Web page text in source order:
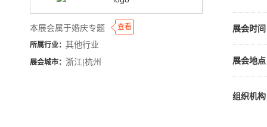
展会时
展会地
组织机构
本展会属于婚庆专题 ◆
◆查看
所属行业： 其他行业
展会城市： 浙江|杭州